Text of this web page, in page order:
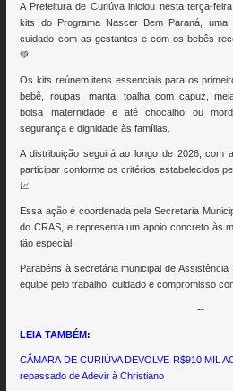
A Prefeitura de Curiúva iniciou nesta terça-
kits do Programa Nascer Bem Paraná, uma
cuidado com as gestantes e com os bebês
💚
Os kits reúnem itens essenciais para os
bebê, roupas, manta, toalha com capuz,
bolsa maternidade e até chocalho ou
segurança e dignidade às famílias.
A distribuição seguirá ao longo de 2026, com
participar conforme os critérios estabelecidos
📈
Essa ação é coordenada pela Secretaria
do CRAS, e representa um apoio concreto às
tão especial.
Parabéns à secretária municipal de
equipe pelo trabalho, cuidado e compromisso
--
LEIA TAMBÉM:
CÂMARA DE CURIÚVA DEVOLVE R$910 MIL
repassado de Adevir à Christiano